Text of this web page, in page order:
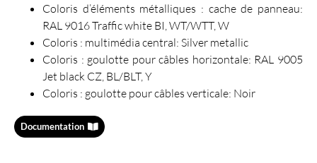
Coloris d’éléments métalliques : cache de panneau:
RAL 9016 Traffic white BI, WT/WTT, W
Coloris : multimédia central: Silver metallic
Coloris : goulotte pour câbles horizontale: RAL 9005
Jet black CZ, BL/BLT, Y
Coloris : goulotte pour câbles verticale: Noir
Documentation